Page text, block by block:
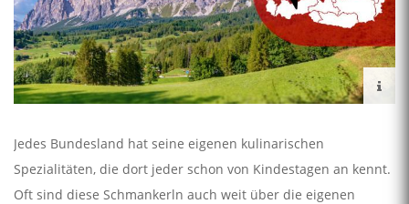
Jedes Bundesland hat seine eigenen kulinarischen
Spezialitäten, die dort jeder schon von Kindestagen an kennt.
Oft sind diese Schmankerln auch weit über die eigenen